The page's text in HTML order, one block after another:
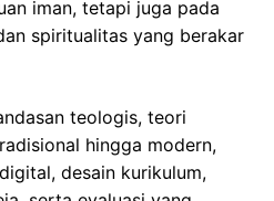
iman, tetapi juga pada
spiritualitas yang berakar
teologis, teori
hingga modern,
desain kurikulum,